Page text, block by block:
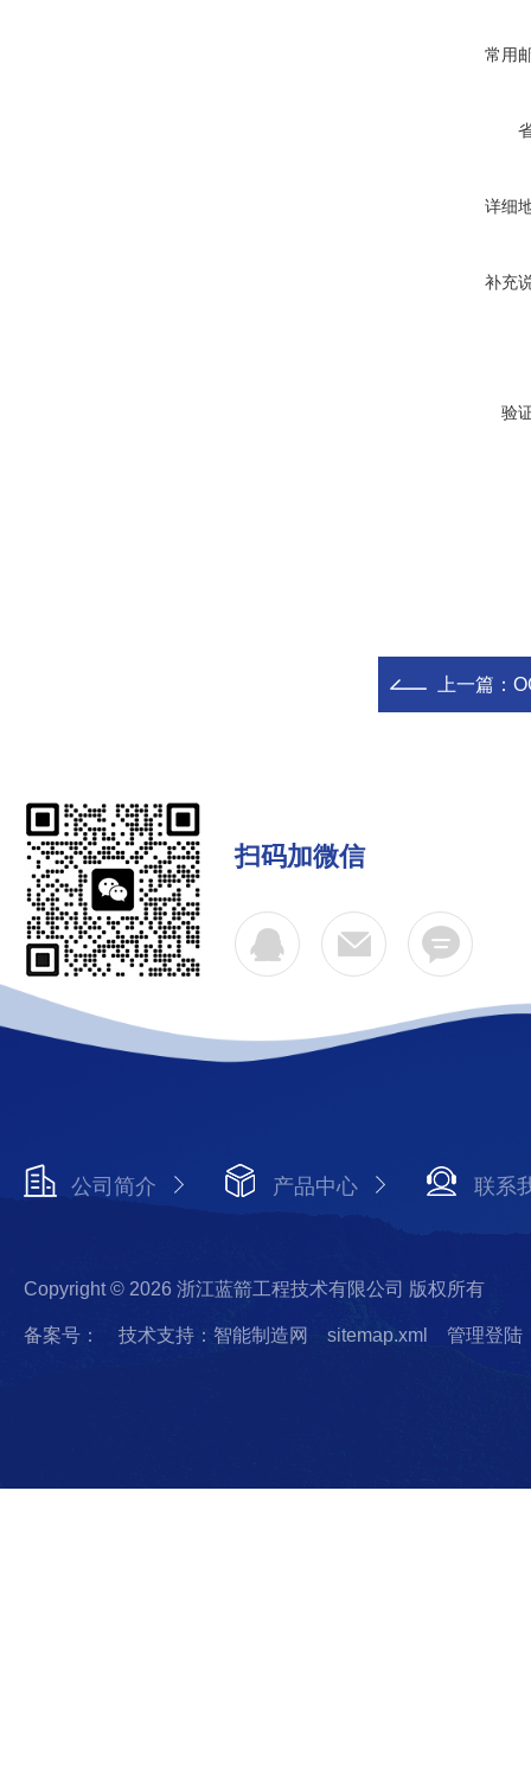
常用
详细
补充
验
上一篇：
扫码加微信
公司简介 产品中心 联系
Copyright © 2026 浙江蓝箭工程技术有限公司 版权所有
备案号： 技术支持：智能制造网 sitemap.xml 管理登陆